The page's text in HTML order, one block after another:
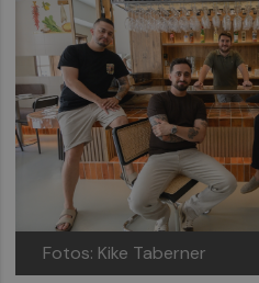
Fotos: Kike Taberner